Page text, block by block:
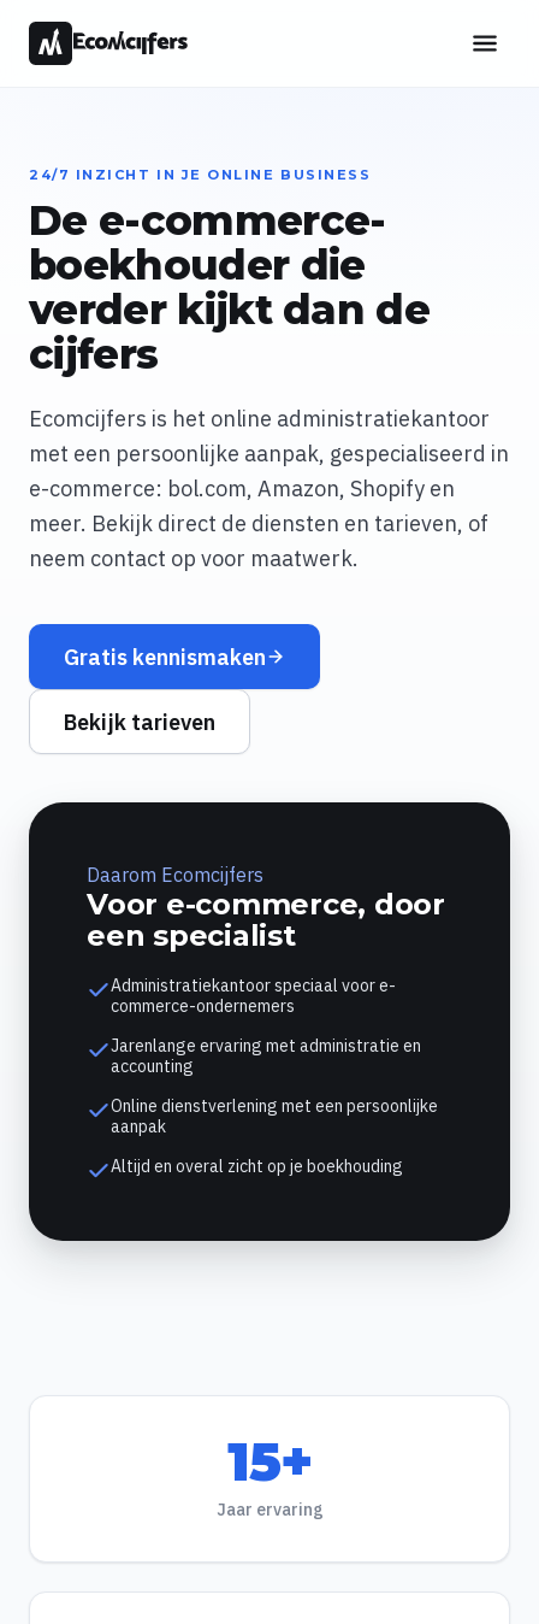
24/7 INZICHT IN JE ONLINE BUSINESS
De e-commerce-
boekhouder die
verder kijkt dan de
cijfers
Ecomcijfers is het online administratiekantoor
met een persoonlijke aanpak, gespecialiseerd in
e-commerce: bol.com, Amazon, Shopify en
meer. Bekijk direct de diensten en tarieven, of
neem contact op voor maatwerk.
Gratis kennismaken
Bekijk tarieven
Daarom Ecomcijfers
Voor e-commerce, door
een specialist
Administratiekantoor speciaal voor e-
commerce-ondernemers
Jarenlange ervaring met administratie en
accounting
Online dienstverlening met een persoonlijke
aanpak
Altijd en overal zicht op je boekhouding
15+
Jaar ervaring